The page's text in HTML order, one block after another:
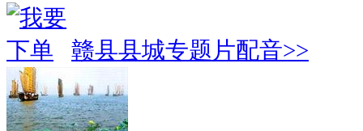
赣县县城专题片配音>>